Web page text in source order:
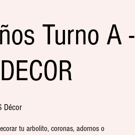
Turno A -
Décor
tu arbolito, coronas, adornos o